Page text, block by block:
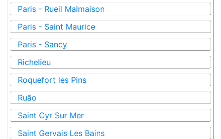
Paris - Rueil Malmaison
Paris - Saint Maurice
Paris - Sancy
Richelieu
Roquefort les Pins
Ruão
Saint Cyr Sur Mer
Saint Gervais Les Bains